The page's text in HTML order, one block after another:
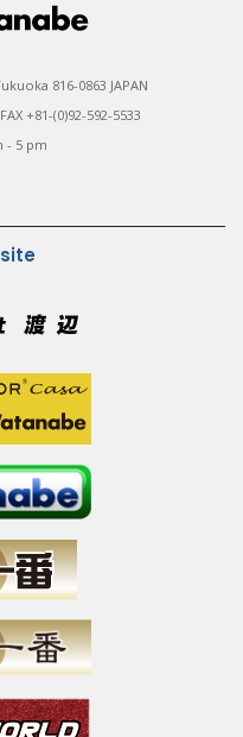
816-0863 JAPAN
+81-(0)92-592-5533
- 5 pm